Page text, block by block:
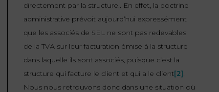
directement par la structure.. En effet, la doctrine
administrative prévoit aujourd’hui expressément
que les associés de SEL ne sont pas redevables
de la TVA sur leur facturation émise à la structure
dans laquelle ils sont associés, puisque c’est la
structure qui facture le client et qui a le client[2].
Nous nous retrouvons donc dans une situation où